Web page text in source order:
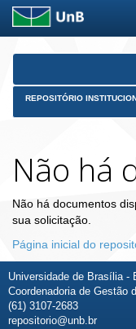
Skip
REPOSITÓRIO
Não há
Não há documentos
sua solicitação.
Página inicial do
Universidade de Brasília -
Coordenadoria de Gestão
(61) 3107-2683
repositorio@unb.br